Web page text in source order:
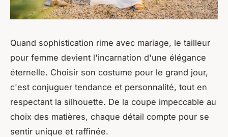
Quand sophistication rime avec mariage, le tailleur
pour femme devient l'incarnation d'une élégance
éternelle. Choisir son costume pour le grand jour,
c'est conjuguer tendance et personnalité, tout en
respectant la silhouette. De la coupe impeccable au
choix des matières, chaque détail compte pour se
sentir unique et raffinée.